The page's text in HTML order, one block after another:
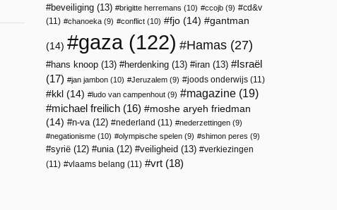
beveiliging (13) brigitte herremans (10) ccojb (9)
cd&v
(11)
chanoeka (9) conflict (10) fjo (14) gantman
(14) gaza(122) Hamas (27)
hans knoop (13) herdenking (13) iran (13)
Israël
(17)
jan jambon (10) Jeruzalem (9) joods onderwijs (11)
kkl (14) ludo van campenhout (9) magazine (19)
michael freilich (16)
moshe aryeh friedman
(14)
n-va(12) nederland (11) nederzettingen (9)
negationisme (10) olympische spelen (9) shimon peres (9)
syrië (12) unia(12) veiligheid (13)
verkiezingen
(11)
vlaams belang (11) vrt (18)